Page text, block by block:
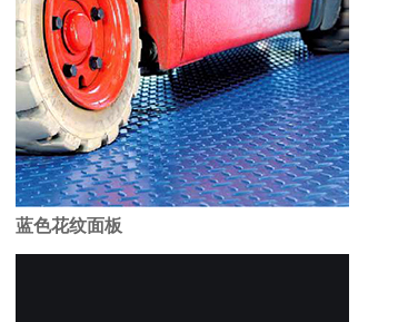
蓝色花纹面板